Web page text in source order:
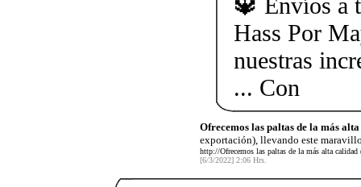
Hass Por
nuestras
... Con
Ofrecemos las paltas de la más
exportación), llevando este
http://Ofrecemos las paltas de la más alta
[6/3/2022] 2:06 Hrs.